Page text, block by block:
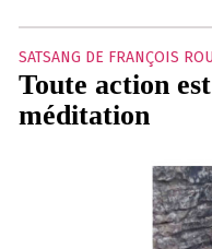
SATSANG DE FRANÇOIS
Toute action
méditation